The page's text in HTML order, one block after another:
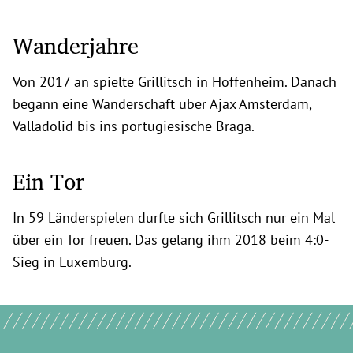
Wanderjahre
Von 2017 an spielte Grillitsch in Hoffenheim. Danach
begann eine Wanderschaft über Ajax Amsterdam,
Valladolid bis ins portugiesische Braga.
Ein Tor
In 59 Länderspielen durfte sich Grillitsch nur ein Mal
über ein Tor freuen. Das gelang ihm 2018 beim 4:0-
Sieg in Luxemburg.